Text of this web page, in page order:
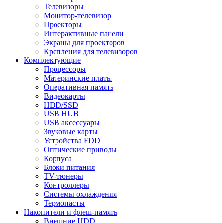
Телевизоры
Монитор-телевизор
Проекторы
Интерактивные панели
Экраны для проекторов
Крепления для телевизоров
Комплектующие
Процессоры
Материнские платы
Оперативная память
Видеокарты
HDD/SSD
USB HUB
USB аксессуары
Звуковые карты
Устройства FDD
Оптические приводы
Корпуса
Блоки питания
TV-тюнеры
Контроллеры
Системы охлаждения
Термопасты
Накопители и флеш-память
Внешние HDD